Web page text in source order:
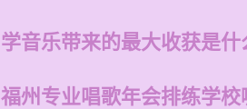
学音乐带来的最大收获是什
福州专业唱歌年会排练学校